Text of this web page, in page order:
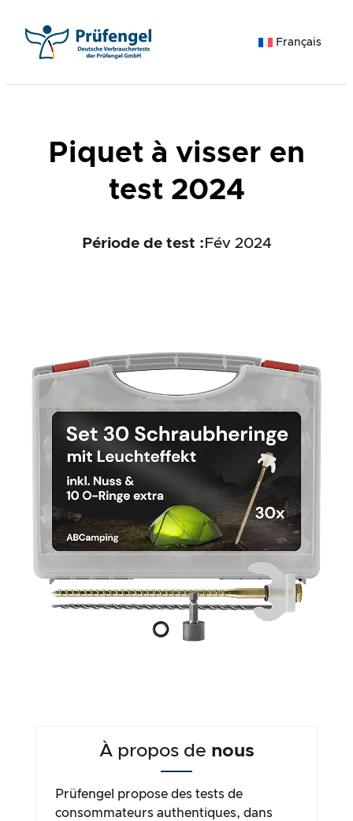
contenu
Français
Piquet à visser en
test 2024
Période de test : Fév 2024
À propos de nous
Prüfengel propose des tests de
consommateurs authentiques, dans